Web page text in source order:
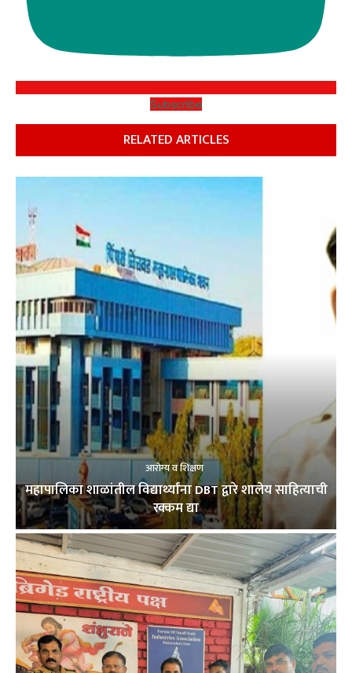
Subscribe
RELATED ARTICLES
आरोग्य व शिक्षण
महापालिका शाळांतील विद्यार्थ्यांना DBT द्वारे शालेय साहित्याची
रक्कम द्या